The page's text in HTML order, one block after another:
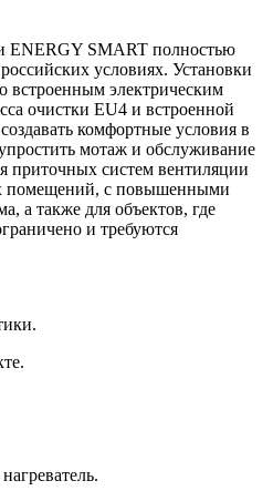
ENERGY SMART полностью
условиях. Установки
встроенным электрическим
очистки EU4 и встроенной
комфортные условия в
мотаж и обслуживание
приточных систем вентиляции
помещений, с повышенными
а также для объектов, где
и требуются